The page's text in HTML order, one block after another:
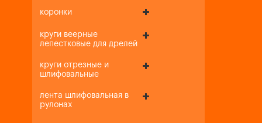
коронки
круги веерные
лепестковые для дрелей
круги отрезные и
шлифовальные
лента шлифовальная в
рулонах